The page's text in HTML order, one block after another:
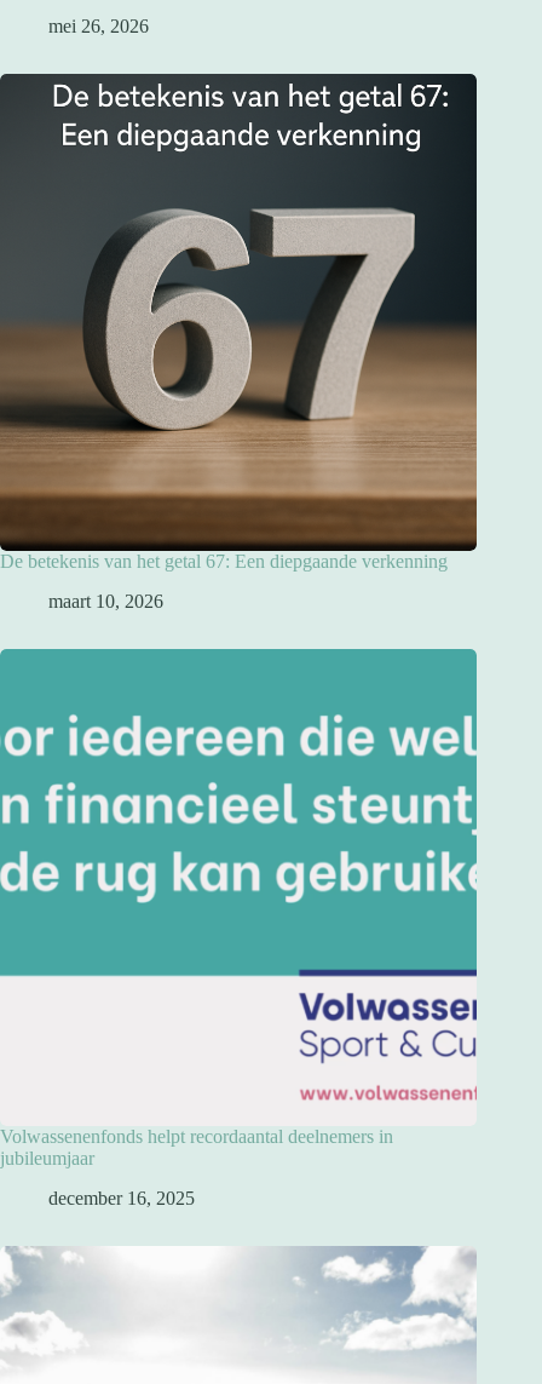
mei 26, 2026
De betekenis van het getal 67: Een diepgaande verkenning
maart 10, 2026
Volwassenenfonds helpt recordaantal deelnemers in
jubileumjaar
december 16, 2025